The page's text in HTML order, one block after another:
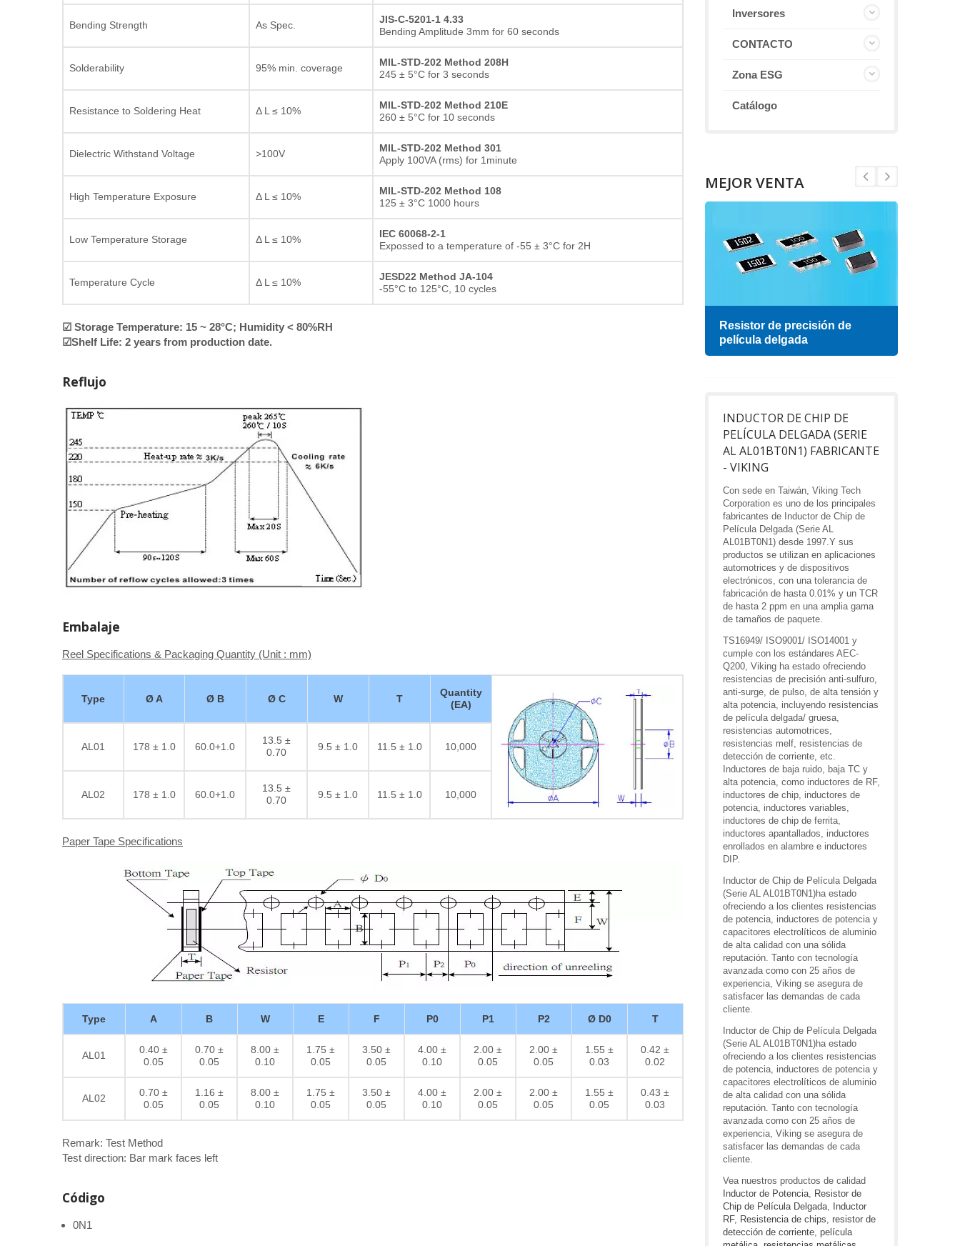
Bending Strength As Spec.
JIS-C-5201-1 4.33
Bending Amplitude 3mm for 60 seconds
Solderability 95% min. coverage
MIL-STD-202 Method 208H
245 ± 5°C for 3 seconds
Resistance to Soldering Heat Δ L ≤ 10%
MIL-STD-202 Method 210E
260 ± 5°C for 10 seconds
Dielectric Withstand Voltage >100V
MIL-STD-202 Method 301
Apply 100VA (rms) for 1minute
High Temperature Exposure Δ L ≤ 10%
MIL-STD-202 Method 108
125 ± 3°C 1000 hours
Low Temperature Storage Δ L ≤ 10%
IEC 60068-2-1
Expossed to a temperature of -55 ± 3°C for 2H
Temperature Cycle Δ L ≤ 10%
JESD22 Method JA-104
-55°C to 125°C, 10 cycles
☑ Storage Temperature: 15 ~ 28°C; Humidity < 80%RH
☑Shelf Life: 2 years from production date.
Reflujo
Embalaje
Reel Specifications & Packaging Quantity (Unit : mm)
Type Ø A Ø B Ø C W T
Quantity
(EA)
AL01 178 ± 1.0 60.0+1.0
13.5 ±
0.70
9.5 ± 1.0 11.5 ± 1.0 10,000
AL02 178 ± 1.0 60.0+1.0
13.5 ±
0.70
9.5 ± 1.0 11.5 ± 1.0 10,000
Paper Tape Specifications
Type A B W E F P0 P1 P2 Ø D0 T
AL01
0.40 ±
0.05
0.70 ±
0.05
8.00 ±
0.10
1.75 ±
0.05
3.50 ±
0.05
4.00 ±
0.10
2.00 ±
0.05
2.00 ±
0.05
1.55 ±
0.03
0.42 ±
0.02
AL02
0.70 ±
0.05
1.16 ±
0.05
8.00 ±
0.10
1.75 ±
0.05
3.50 ±
0.05
4.00 ±
0.10
2.00 ±
0.05
2.00 ±
0.05
1.55 ±
0.05
0.43 ±
0.03
Remark: Test Method
Test direction: Bar mark faces left
Código
0N1
Inversores
CONTACTO
Zona ESG
Catálogo
MEJOR VENTA
Resistor de precisión de
película delgada
INDUCTOR DE CHIP DE
PELÍCULA DELGADA (SERIE
AL AL01BT0N1) FABRICANTE
- VIKING
Con sede en Taiwán, Viking Tech
Corporation es uno de los principales
fabricantes de Inductor de Chip de
Película Delgada (Serie AL
AL01BT0N1) desde 1997.Y sus
productos se utilizan en aplicaciones
automotrices y de dispositivos
electrónicos, con una tolerancia de
fabricación de hasta 0.01% y un TCR
de hasta 2 ppm en una amplia gama
de tamaños de paquete.
TS16949/ ISO9001/ ISO14001 y
cumple con los estándares AEC-
Q200, Viking ha estado ofreciendo
resistencias de precisión anti-sulfuro,
anti-surge, de pulso, de alta tensión y
alta potencia, incluyendo resistencias
de película delgada/ gruesa,
resistencias automotrices,
resistencias melf, resistencias de
detección de corriente, etc.
Inductores de baja ruido, baja TC y
alta potencia, como inductores de RF,
inductores de chip, inductores de
potencia, inductores variables,
inductores de chip de ferrita,
inductores apantallados, inductores
enrollados en alambre e inductores
DIP.
Inductor de Chip de Película Delgada
(Serie AL AL01BT0N1)ha estado
ofreciendo a los clientes resistencias
de potencia, inductores de potencia y
capacitores electrolíticos de aluminio
de alta calidad con una sólida
reputación. Tanto con tecnología
avanzada como con 25 años de
experiencia, Viking se asegura de
satisfacer las demandas de cada
cliente.
Inductor de Chip de Película Delgada
(Serie AL AL01BT0N1)ha estado
ofreciendo a los clientes resistencias
de potencia, inductores de potencia y
capacitores electrolíticos de aluminio
de alta calidad con una sólida
reputación. Tanto con tecnología
avanzada como con 25 años de
experiencia, Viking se asegura de
satisfacer las demandas de cada
cliente.
Vea nuestros productos de calidad
Inductor de Potencia, Resistor de
Chip de Película Delgada,
Inductor
RF, Resistencia de chips, resistor de
detección de corriente, película